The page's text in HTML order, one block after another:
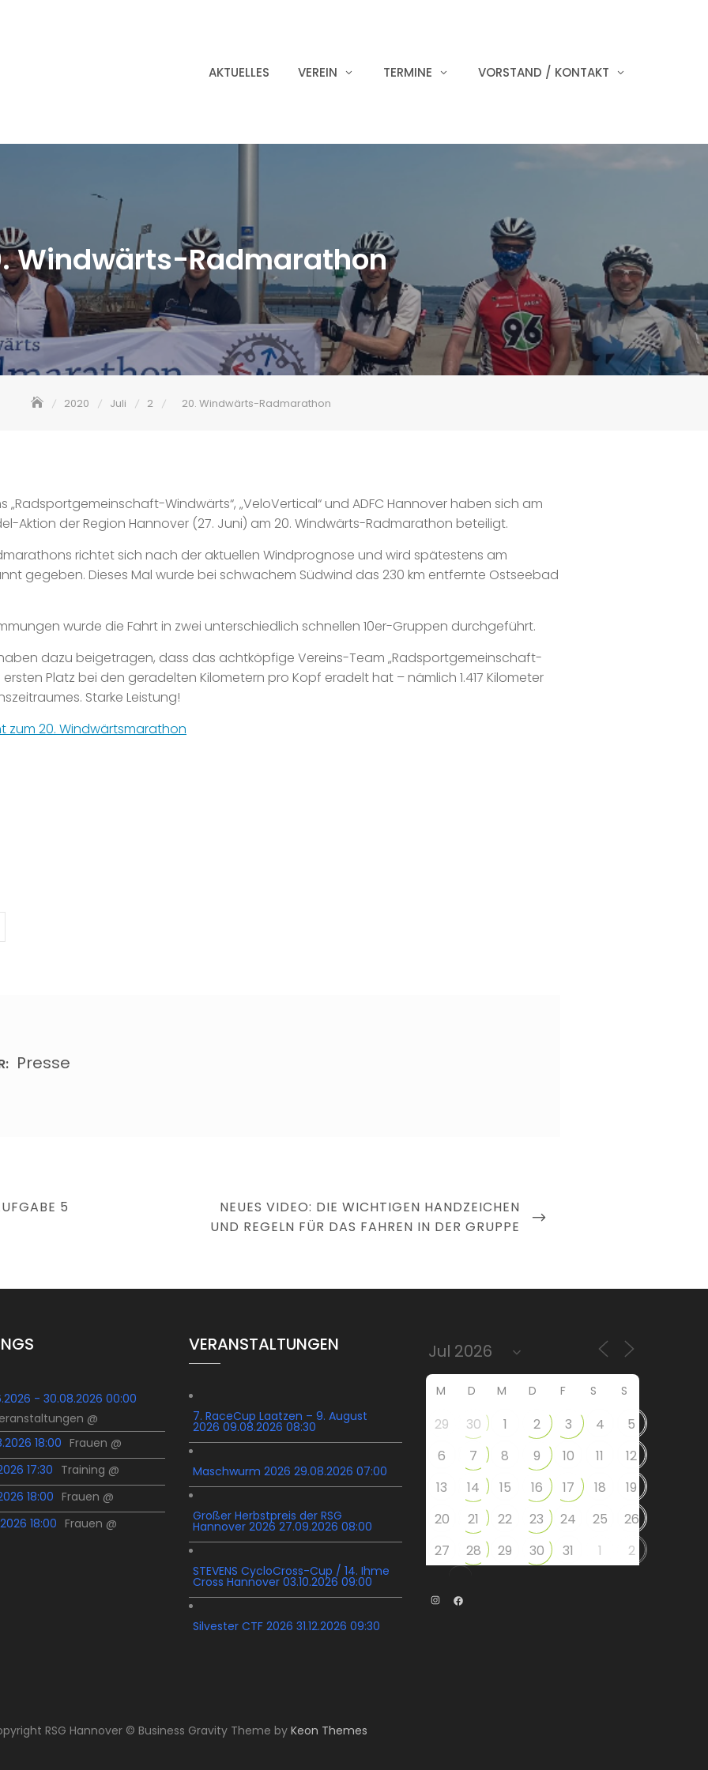
AKTUELLES VEREIN TERMINE VORSTAND / KONTAKT
Windwärts-Radmarathon
2020 Juli 2 20. Windwärts-Radmarathon
„Radsportgemeinschaft-Windwärts“, „VeloVertical“ und ADFC Hannover haben sich am
Aktion der Region Hannover (27. Juni) am 20. Windwärts-Radmarathon beteiligt.
richtet sich nach der aktuellen Windprognose und wird spätestens am
gegeben. Dieses Mal wurde bei schwachem Südwind das 230 km entfernte Ostseebad
wurde die Fahrt in zwei unterschiedlich schnellen 10er-Gruppen durchgeführt.
dazu beigetragen, dass das achtköpfige Vereins-Team „Radsportgemeinschaft-
Platz bei den geradelten Kilometern pro Kopf eradelt hat – nämlich 1.417 Kilometer
Starke Leistung!
zum 20. Windwärtsmarathon
Presse
5
NEXT
POST
NEUES VIDEO: DIE WICHTIGEN HANDZEICHEN
UND REGELN FÜR DAS FAHREN IN DER GRUPPE
- 30.08.2026 00:00
@
18:00 Frauen @
17:30 Training @
18:00 Frauen @
18:00 Frauen @
VERANSTALTUNGEN
7. RaceCup Laatzen – 9. August
2026 09.08.2026 08:30
Maschwurm 2026 29.08.2026 07:00
Großer Herbstpreis der RSG
Hannover 2026 27.09.2026 08:00
STEVENS CycloCross-Cup / 14. Ihme
Cross Hannover 03.10.2026 09:00
Silvester CTF 2026 31.12.2026 09:30
M D M D F S S
29 30 1 2 3 4
5
6
7 8 9 10 11
12
13
14 15 16 17 18
19
20
21 22 23 24 25
26
27
28 29 30 31 1 2
RSG Hannover © Business Gravity Theme by Keon Themes